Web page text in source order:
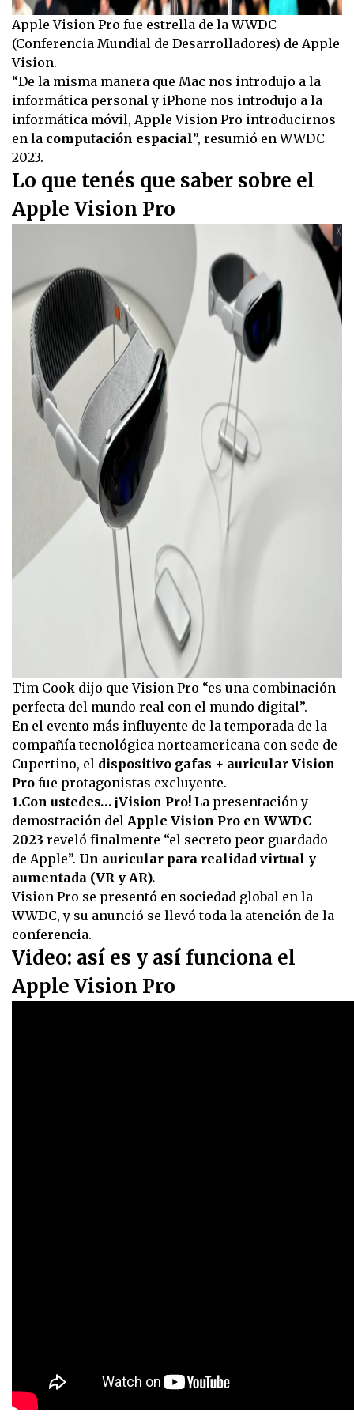
Apple Vision Pro fue estrella de la WWDC
(Conferencia Mundial de Desarrolladores) de Apple
Vision.
“De la misma manera que Mac nos introdujo a la
informática personal y iPhone nos introdujo a la
informática móvil, Apple Vision Pro introducirnos
en la computación espacial”, resumió en WWDC
2023.
Lo que tenés que saber sobre el
Apple Vision Pro
Tim Cook dijo que Vision Pro “es una combinación
perfecta del mundo real con el mundo digital”.
En el evento más influyente de la temporada de la
compañía tecnológica norteamericana con sede de
Cupertino, el dispositivo gafas + auricular Vision
Pro fue protagonistas excluyente.
1.Con ustedes… ¡Vision Pro! La presentación y
demostración del Apple Vision Pro en WWDC
2023 reveló finalmente “el secreto peor guardado
de Apple”. Un auricular para realidad virtual y
aumentada (VR y AR).
Vision Pro se presentó en sociedad global en la
WWDC, y su anunció se llevó toda la atención de la
conferencia.
Video: así es y así funciona el
Apple Vision Pro